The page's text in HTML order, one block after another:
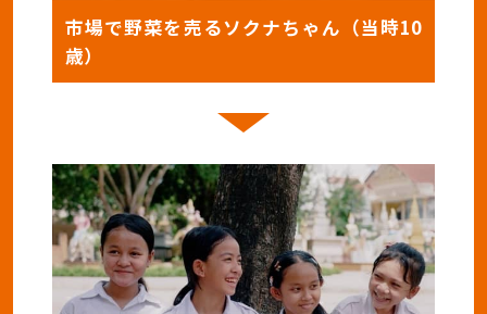
市場で野菜を売るソクナちゃん（当時10
歳）